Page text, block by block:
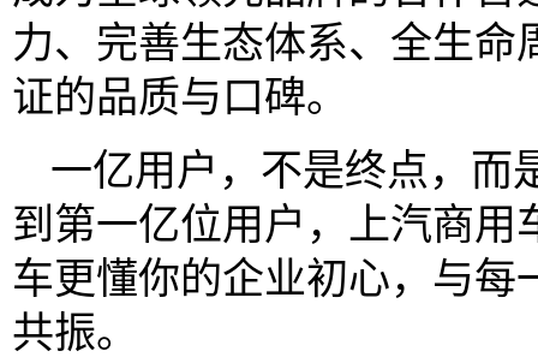
力、完善生态体系、全生
证的品质与口碑。
一亿用户，不是终点，而
到第一亿位用户，上汽商
车更懂你的企业初心，与
共振。